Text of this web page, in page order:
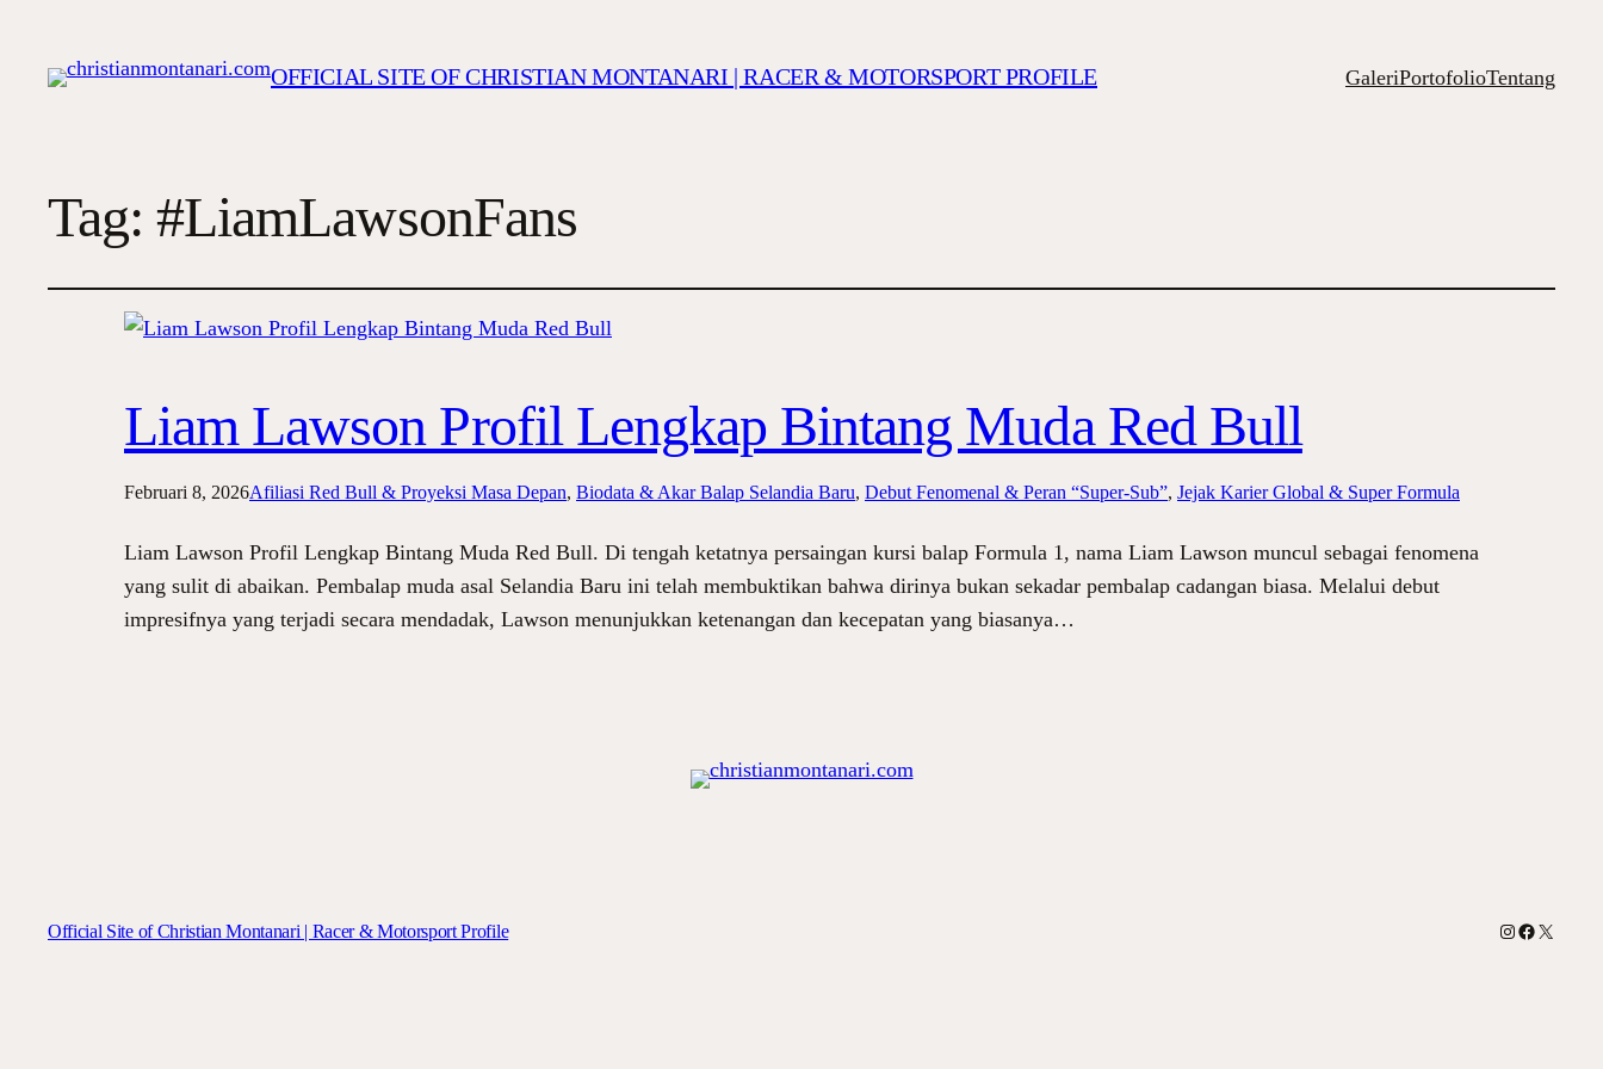
OFFICIAL SITE OF CHRISTIAN MONTANARI | RACER & MOTORSPORT PROFILE GaleriPortofolioTentang
Tag:#LiamLawsonFans
Liam Lawson Profil Lengkap Bintang Muda Red Bull
Februari 8, 2026Afiliasi Red Bull & Proyeksi Masa Depan, Biodata & Akar Balap Selandia Baru, Debut Fenomenal & Peran “Super-Sub”, Jejak Karier Global & Super Formula
Liam Lawson Profil Lengkap Bintang Muda Red Bull. Di tengah ketatnya persaingan kursi balap Formula 1, nama Liam Lawson muncul sebagai fenomena
yang sulit di abaikan. Pembalap muda asal Selandia Baru ini telah membuktikan bahwa dirinya bukan sekadar pembalap cadangan biasa. Melalui debut
impresifnya yang terjadi secara mendadak, Lawson menunjukkan ketenangan dan kecepatan yang biasanya…
Official Site of Christian Montanari | Racer & Motorsport Profile Instagram
Facebook
X